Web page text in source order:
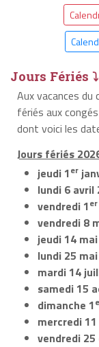
Jours Fériés ⤵
Aux vacances du
fériés aux
dont voici les
Jours fériés
jeudi 1er
lundi 6 avril
vendredi 1er
vendredi 8
jeudi 14
lundi 25
mardi 14
samedi 15
dimanche 1
mercredi
vendredi